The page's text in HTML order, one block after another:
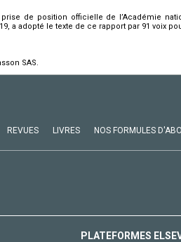
de position officielle de l’Académie
a adopté le texte de ce rapport par 91 voix
SAS.
REVUES LIVRES NOS FORMULES
PLATEFORMES